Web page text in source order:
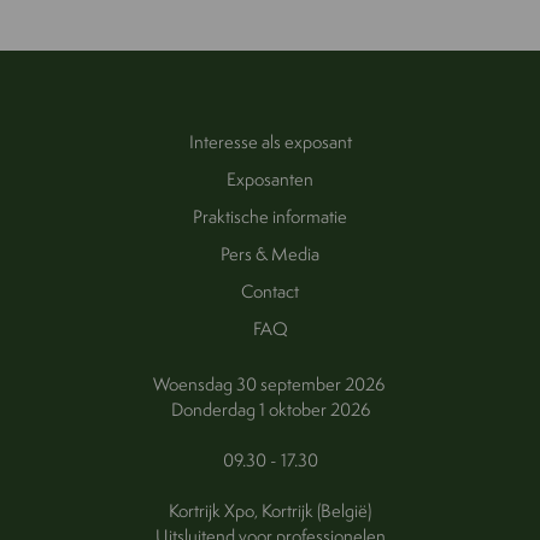
Interesse als exposant
Exposanten
Praktische informatie
Pers & Media
Contact
FAQ
Woensdag 30 september 2026
Donderdag 1 oktober 2026
09.30 - 17.30
Kortrijk Xpo, Kortrijk (België)